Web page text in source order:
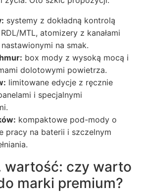
systemy z dokładną kontrolą
MTL, atomizery z kanałami
na smak.
box mody z wysoką mocą i
dolotowymi powietrza.
limitowane edycje z ręcznie
i specjalnymi
kompaktowe pod-mody o
pracy na baterii i szczelnym
wartość: czy warto
marki premium?